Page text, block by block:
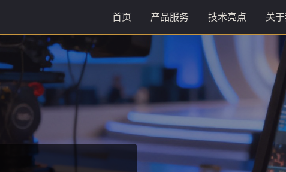
首页 产品服务 技术亮点 关